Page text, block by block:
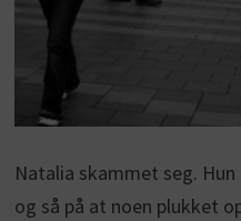
Natalia skammet seg.
og så på at noen plukket